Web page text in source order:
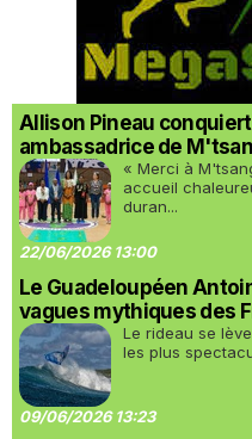
Allison Pineau
ambassadrice de
« Merci à
accueil
duran...
22/06/2026 13:00
Le Guadeloupéen
vagues mythiques des
Le rideau se
les plus
09/06/2026 13:23